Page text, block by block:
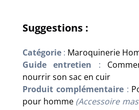
Suggestions :
Catégorie : Maroquinerie
Guide entretien :
nourrir son sac en cuir
Produit complémentaire:
pour homme (Accessoire